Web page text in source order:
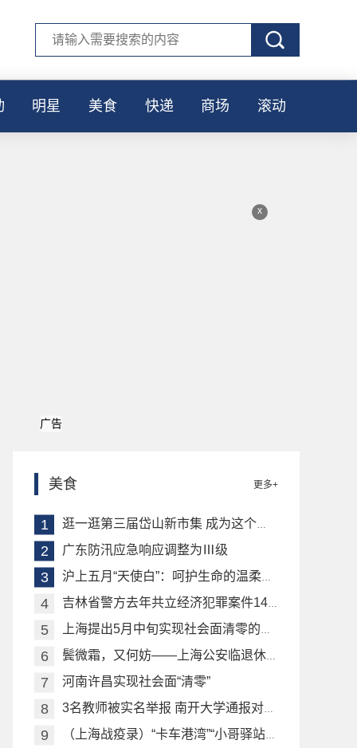
明星 美食 快递 商场 滚动
x
广告
美食 更多+
逛一逛第三届岱山新市集 成为这个双休日的“晚课”
广东防汛应急响应调整为Ⅲ级
沪上五月“天使白”：呵护生命的温柔坚守
吉林省警方去年共立经济犯罪案件1417起 涉案金额96.2亿元
上海提出5月中旬实现社会面清零的目标
鬓微霜，又何妨——上海公安临退休民警坚守抗疫一线
河南许昌实现社会面“清零”
3名教师被实名举报 南开大学通报对涉事教师处理情况
（上海战疫录）“卡车港湾”“小哥驿站” 上海公安多措并举安置街面流动人员